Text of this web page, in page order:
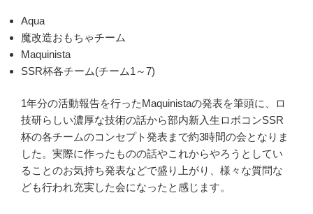
Aqua
魔改造おもちゃチーム
Maquinista
SSR杯各チーム(チーム1～7)
1年分の活動報告を行ったMaquinistaの発表を筆頭に、ロ
技研らしい濃厚な技術の話から部内新入生ロボコンSSR
杯の各チームのコンセプト発表まで約3時間の会となりま
した。実際に作ったものの話やこれからやろうとしてい
ることのお気持ち発表などで盛り上がり、様々な質問な
ども行われ充実した会になったと感じます。